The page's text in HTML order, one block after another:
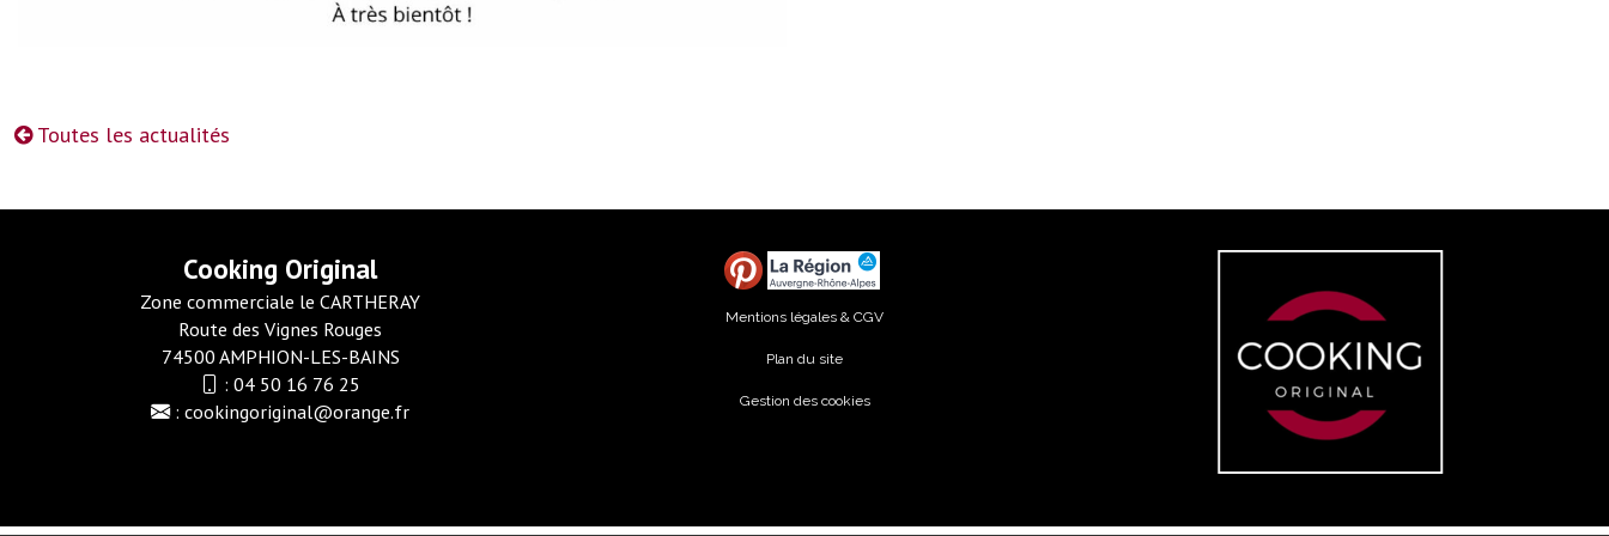
Toutes les actualités
Cooking Original
Zone commerciale le CARTHERAY
Route des Vignes Rouges
74500 AMPHION-LES-BAINS
: 04 50 16 76 25
: cookingoriginal@orange.fr
Mentions légales & CGV
Plan du site
Gestion des cookies